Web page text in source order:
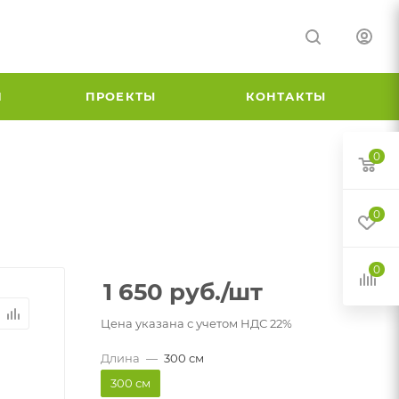
ПРОЕКТЫ КОНТАКТЫ
1 650 руб./шт
Цена указана с учетом НДС 22%
Длина — 300 см
300 см
0
0
0